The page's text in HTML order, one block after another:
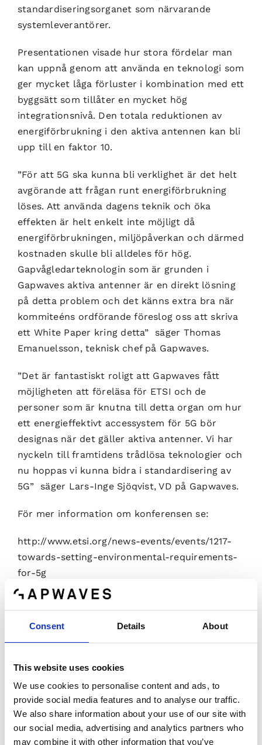
Consent Details About
This website uses cookies
We use cookies to personalise content and ads, to
provide social media features and to analyse our traffic.
We also share information about your use of our site with
our social media, advertising and analytics partners who
may combine it with other information that you’ve
standardiseringsorganet som närvarande
systemleverantörer.
Presentationen visade hur stora fördelar man
kan uppnå genom att använda en teknologi som
ger mycket låga förluster i kombination med ett
byggsätt som tillåter en mycket hög
integrationsnivå. Den totala reduktionen av
energiförbrukning i den aktiva antennen kan bli
upp till en faktor 10.
”För att 5G ska kunna bli verklighet är det helt
avgörande att frågan runt energiförbrukning
löses. Att använda dagens teknik och öka
effekten är helt enkelt inte möjligt då
energiförbrukningen, miljöpåverkan och därmed
kostnaden skulle bli alldeles för hög.
Gapvågledarteknologin som är grunden i
Gapwaves aktiva antenner är en direkt lösning
på detta problem och det känns extra bra när
kommiteéns ordförande föreslog oss att skriva
ett White Paper kring detta” säger Thomas
Emanuelsson, teknisk chef på Gapwaves.
”Det är fantastiskt roligt att Gapwaves fått
möjligheten att föreläsa för ETSI och de
personer som är knutna till detta organ om hur
ett energieffektivt accessystem för 5G bör
designas när det gäller aktiva antenner. Vi har
nyckeln till framtidens trådlösa teknologier och
nu hoppas vi kunna bidra i standardisering av
5G” säger Lars-Inge Sjöqvist, VD på Gapwaves.
För mer information om konferensen se:
http://www.etsi.org/news-events/events/1217-
towards-setting-environmental-requirements-
for-5g
Göteborg den 27 november 2017
För ytterligare information se Gapwaves ABs
hemsida www.gapwaves.com eller kontakta VD
Lars-Inge Sjöqvist
Telefonnummer: 0736 84 03 56
E-post: lars-inge.sjoqvist@gapwaves.com